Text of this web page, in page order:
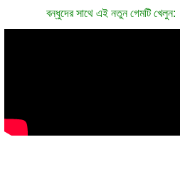
বন্ধুদের সাথে এই নতুন গেমটি খেলুন: